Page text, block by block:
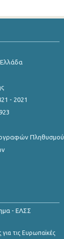
Ελλάδα
- 2021
Πληθυσμού
- ΕΛΣΣ
τις Ευρωπαϊκές